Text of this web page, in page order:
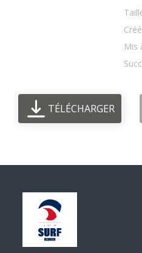
Mis
TÉLÉCHARGER